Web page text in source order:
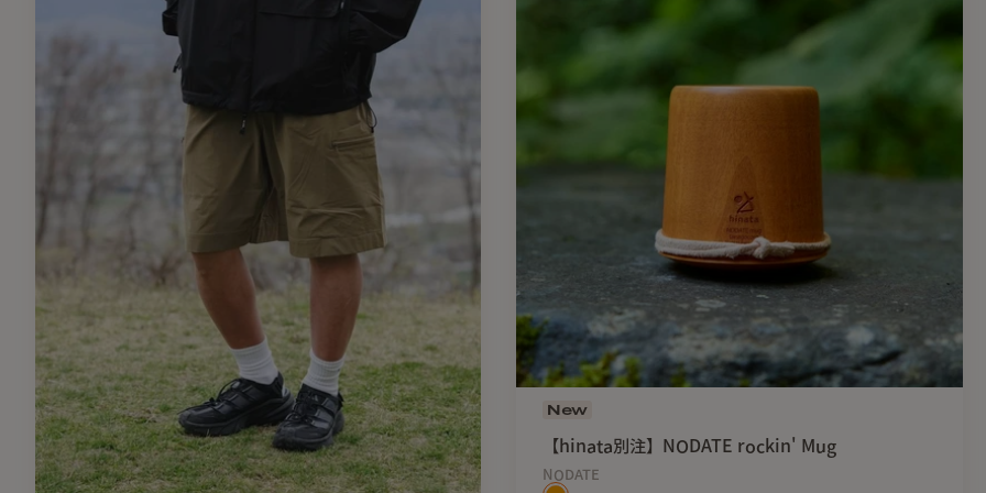
⚫︎木製品ですので、直火、
い。
⚫︎70°C以上のお湯は注が
⚫︎タワシやクレンザーによ
⚫︎塗り、欠け、はげ、ひび
⚫︎長時間、湯水に浸してお
らかいスポンジで洗い、乾
⚫︎日光に長時間さらし続け
⚫︎漆塗りは使い始めに特有
す。
⚫︎本品は、漆そのものの特
れ」になる場合がございま
い。
⚫︎本品は、お子様が誤った
⚫︎ヒーター・クーラーの影
New
【hinata別注】NODATE rockin' Mug
NODATE